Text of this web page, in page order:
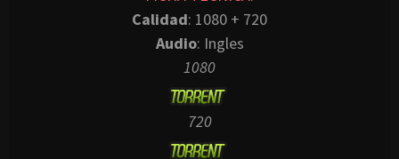
Calidad: 1080 + 720
Audio: Ingles
1080
720